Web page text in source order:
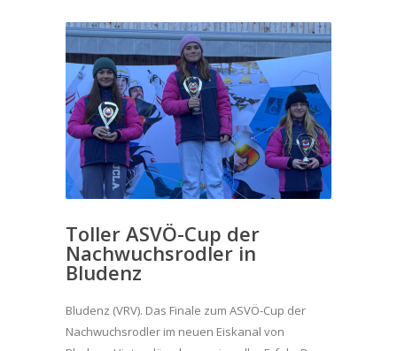
Toller ASVÖ-Cup der
Nachwuchsrodler in
Bludenz
Bludenz (VRV). Das Finale zum ASVÖ-Cup der
Nachwuchsrodler im neuen Eiskanal von